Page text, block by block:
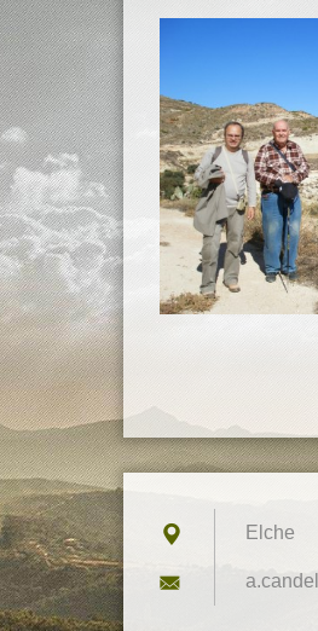
Elche
a.candel